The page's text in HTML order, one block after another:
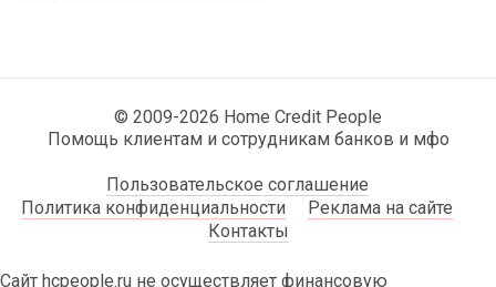
© 2009-2026 Home Credit People
Помощь клиентам и сотрудникам банков и мфо
Пользовательское соглашение
Политика конфиденциальности
Реклама на сайте
Контакты
Сайт hcpeople.ru не осуществляет финансовую